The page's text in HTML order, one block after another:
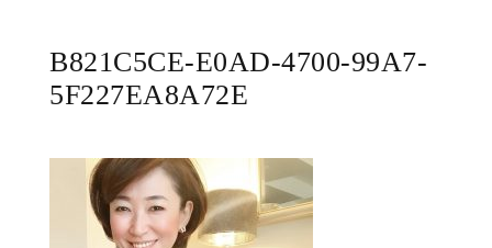
B821C5CE-E0AD-4700-99A7-
5F227EA8A72E